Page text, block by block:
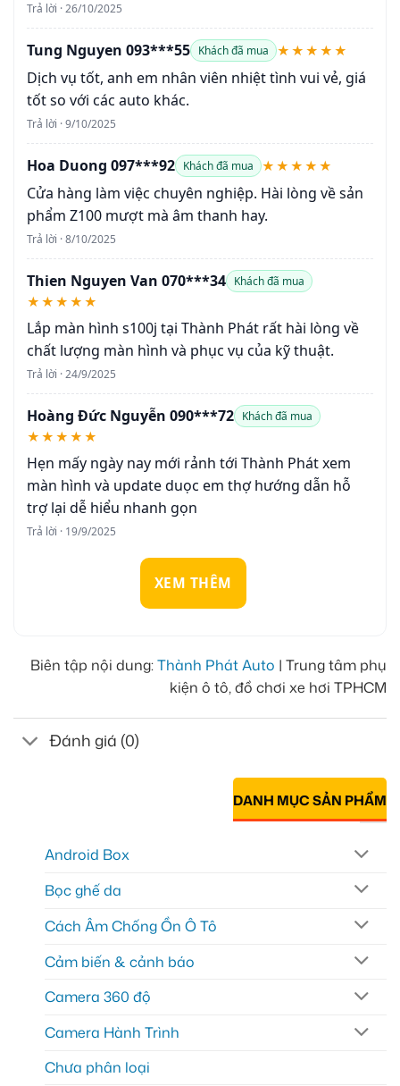
Trả lời · 26/10/2025
Tung Nguyen 093***55 Khách đã mua ★★★★★
Dịch vụ tốt, anh em nhân viên nhiệt tình vui vẻ, giá
tốt so với các auto khác.
Trả lời · 9/10/2025
Hoa Duong 097***92 Khách đã mua ★★★★★
Cửa hàng làm việc chuyên nghiệp. Hài lòng về sản
phẩm Z100 mượt mà âm thanh hay.
Trả lời · 8/10/2025
Thien Nguyen Van 070***34 Khách đã mua
★★★★★
Lắp màn hình s100j tại Thành Phát rất hài lòng về
chất lượng màn hình và phục vụ của kỹ thuật.
Trả lời · 24/9/2025
Hoàng Đức Nguyễn 090***72 Khách đã mua
★★★★★
Hẹn mấy ngày nay mới rảnh tới Thành Phát xem
màn hình và update duọc em thợ hướng dẫn hỗ
trợ lại dễ hiểu nhanh gọn
Trả lời · 19/9/2025
XEM THÊM
Biên tập nội dung:Thành Phát Auto | Trung tâm phụ
kiện ô tô, đồ chơi xe hơi TPHCM
Đánh giá (0)
DANH MỤC SẢN PHẨM
Android Box
Bọc ghế da
Cách Âm Chống Ồn Ô Tô
Cảm biến & cảnh báo
Camera 360 độ
Camera Hành Trình
Chưa phân loại